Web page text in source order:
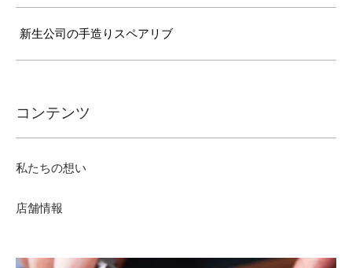
新生公司の手造りスペアリブ
コンテンツ
私たちの想い
店舗情報